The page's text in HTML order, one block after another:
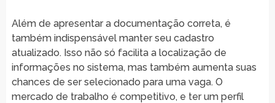
Além de apresentar a documentação correta, é
também indispensável manter seu cadastro
atualizado. Isso não só facilita a localização de
informações no sistema, mas também aumenta suas
chances de ser selecionado para uma vaga. O
mercado de trabalho é competitivo, e ter um perfil